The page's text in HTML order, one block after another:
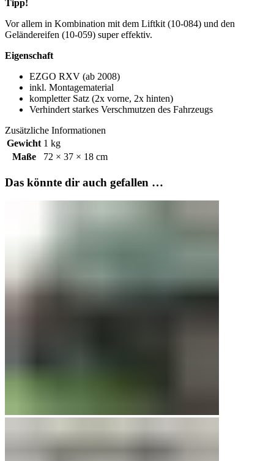
Tipp!
Vor allem in Kombination mit dem Liftkit (10-084) und den
Geländereifen (10-059) super effektiv.
Eigenschaft
EZGO RXV (ab 2008)
inkl. Montagematerial
kompletter Satz (2x vorne, 2x hinten)
Verhindert starkes Verschmutzen des Fahrzeugs
Zusätzliche Informationen
Gewicht 1 kg
Maße
72 × 37 × 18 cm
Das könnte dir auch gefallen …